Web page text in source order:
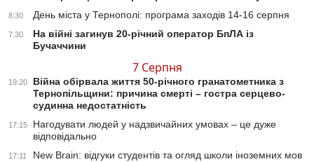
8:30 День міста у Тернополі: програма заходів 14-16 серпня
7:30
На війні загинув 20-річний оператор БпЛА із
Бучаччини
7 Серпня
19:20
Війна обірвала життя 50-річного гранатометника з
Тернопільщини: причина смерті – гостра серцево-
судинна недостатність
17:15
Нагодувати людей у надзвичайних умовах – це дуже
відповідально
17:11 New Brain: відгуки студентів та огляд школи іноземних мов